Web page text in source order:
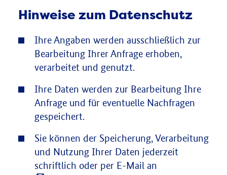
Hinweise zum Datenschutz
Ihre Angaben werden ausschließlich zur
Bearbeitung Ihrer Anfrage erhoben,
verarbeitet und genutzt.
Ihre Daten werden zur Bearbeitung Ihre
Anfrage und für eventuelle Nachfragen
gespeichert.
Sie können der Speicherung, Verarbeitung
und Nutzung Ihrer Daten jederzeit
schriftlich oder per E-Mail an